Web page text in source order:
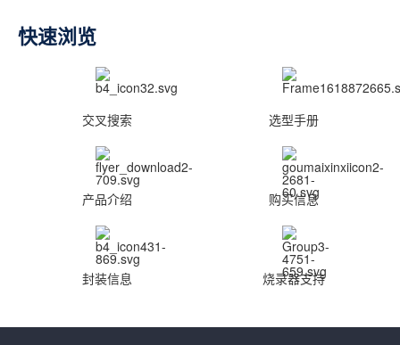
快速浏览
交叉搜索 选型手册
产品介绍 购买信息
封装信息 烧录器支持